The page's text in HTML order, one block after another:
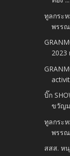
ทูลกระ
พรรณ
2023
บิ๊ก
ขวัญม
ทูลกระ
พรรณ
สสส. ห